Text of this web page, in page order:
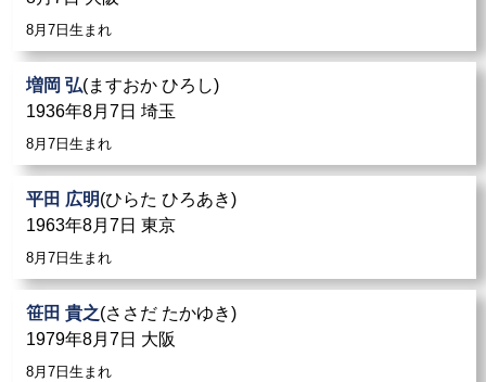
8月7日生まれ
増岡 弘(ますおか ひろし)
1936年8月7日 埼玉
8月7日生まれ
平田 広明(ひらた ひろあき)
1963年8月7日 東京
8月7日生まれ
笹田 貴之(ささだ たかゆき)
1979年8月7日 大阪
8月7日生まれ